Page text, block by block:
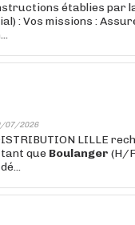
établies par
: Vos missions :
07/2026
LILLE
que Boulanger (H/